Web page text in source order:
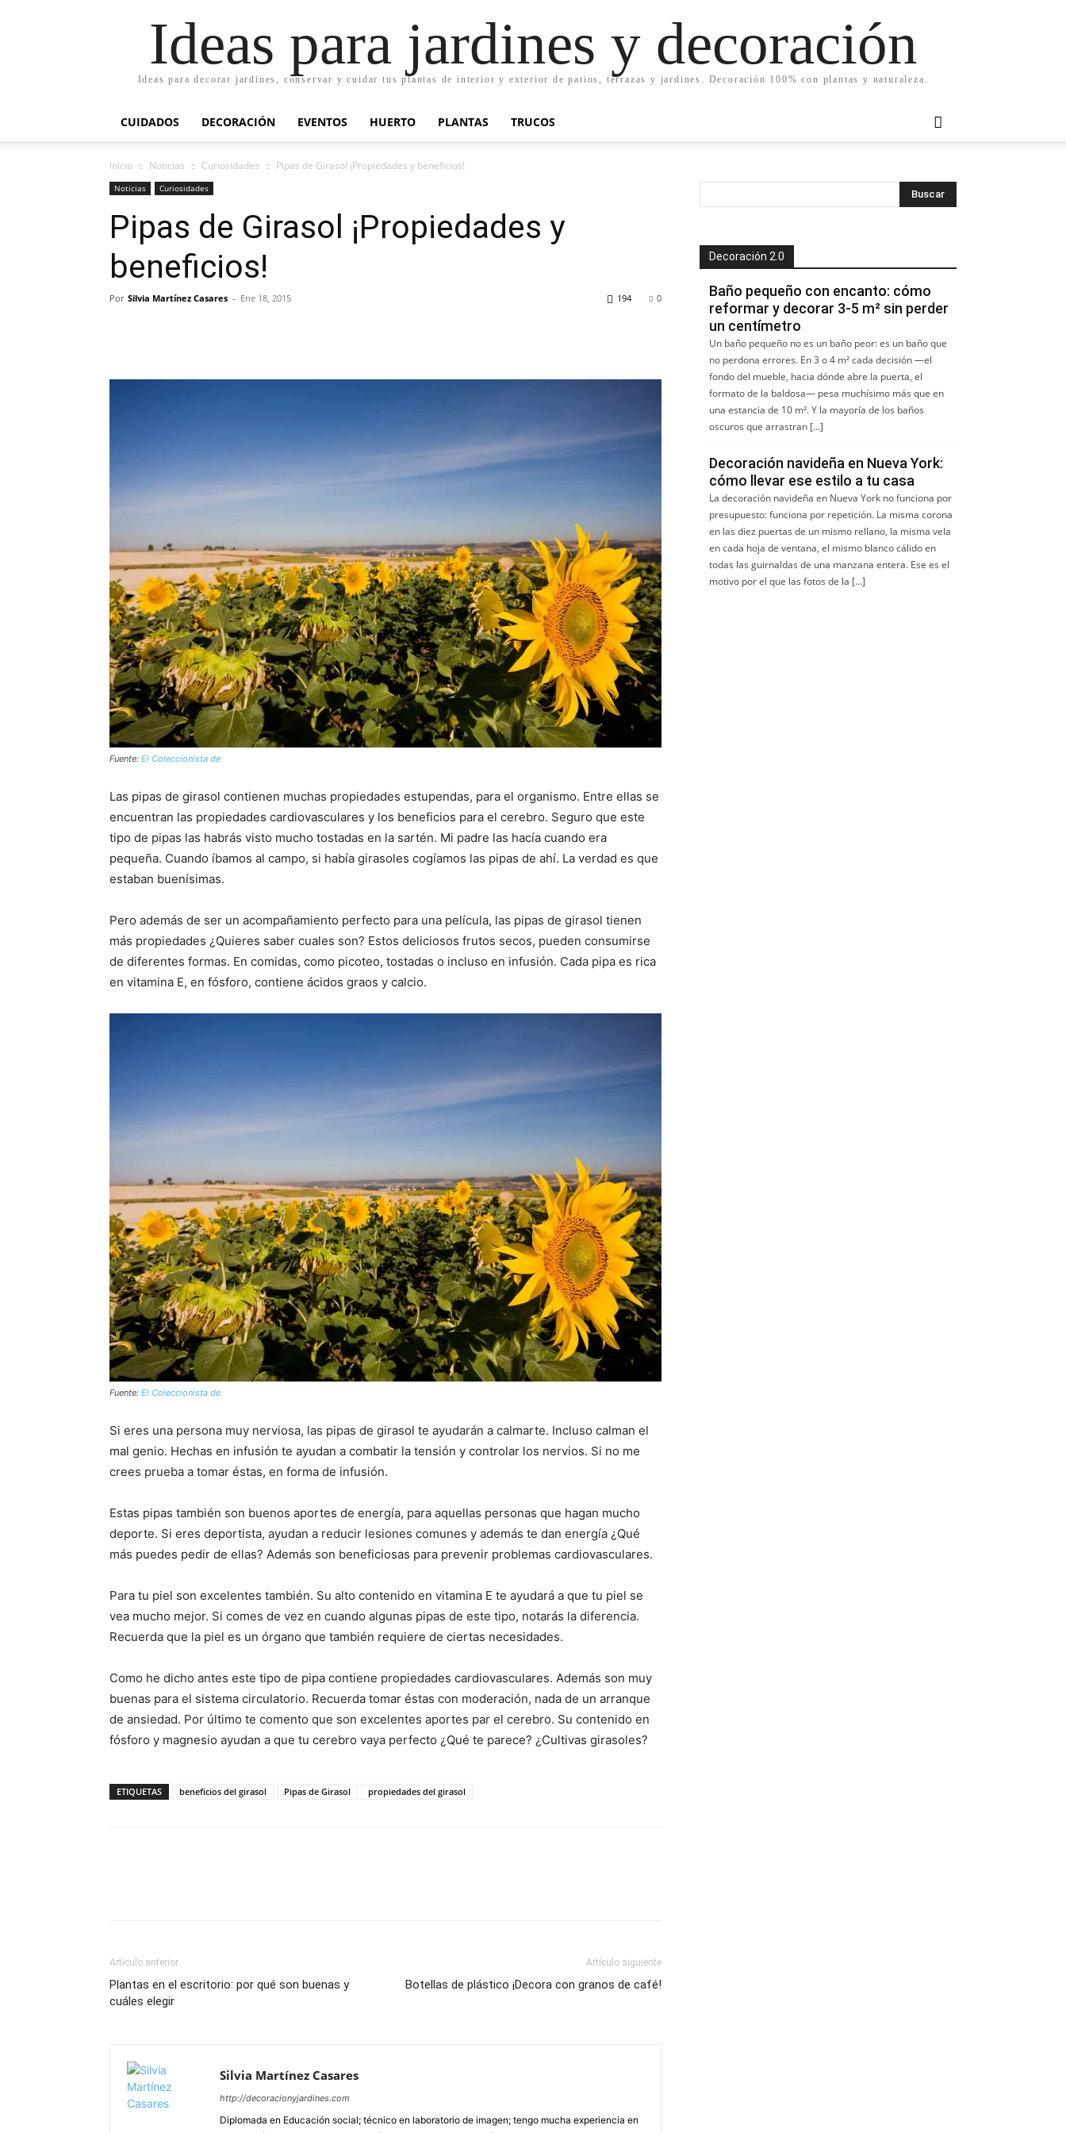
Ideas para jardines y decoración
Ideas para decorar jardines, conservar y cuidar tus plantas de interior y exterior de patios, terrazas y jardines. Decoración 100% con plantas y naturaleza.
CUIDADOS DECORACIÓN EVENTOS HUERTO PLANTAS TRUCOS
Inicio Noticias Curiosidades Pipas de Girasol ¡Propiedades y beneficios!
Noticias Curiosidades
Pipas de Girasol ¡Propiedades y
beneficios!
Por Silvia Martínez Casares - Ene 18, 2015 0
194
Fuente: El Coleccionista de
Las pipas de girasol contienen muchas propiedades estupendas, para el organismo. Entre ellas se
encuentran las propiedades cardiovasculares y los beneficios para el cerebro. Seguro que este
tipo de pipas las habrás visto mucho tostadas en la sartén. Mi padre las hacía cuando era
pequeña. Cuando íbamos al campo, si había girasoles cogíamos las pipas de ahí. La verdad es que
estaban buenísimas.
Pero además de ser un acompañamiento perfecto para una película, las pipas de girasol tienen
más propiedades ¿Quieres saber cuales son? Estos deliciosos frutos secos, pueden consumirse
de diferentes formas. En comidas, como picoteo, tostadas o incluso en infusión. Cada pipa es rica
en vitamina E, en fósforo, contiene ácidos graos y calcio.
Fuente: El Coleccionista de
Si eres una persona muy nerviosa, las pipas de girasol te ayudarán a calmarte. Incluso calman el
mal genio. Hechas en infusión te ayudan a combatir la tensión y controlar los nervios. Si no me
crees prueba a tomar éstas, en forma de infusión.
Estas pipas también son buenos aportes de energía, para aquellas personas que hagan mucho
deporte. Si eres deportista, ayudan a reducir lesiones comunes y además te dan energía ¿Qué
más puedes pedir de ellas? Además son beneficiosas para prevenir problemas cardiovasculares.
Para tu piel son excelentes también. Su alto contenido en vitamina E te ayudará a que tu piel se
vea mucho mejor. Si comes de vez en cuando algunas pipas de este tipo, notarás la diferencia.
Recuerda que la piel es un órgano que también requiere de ciertas necesidades.
Como he dicho antes este tipo de pipa contiene propiedades cardiovasculares. Además son muy
buenas para el sistema circulatorio. Recuerda tomar éstas con moderación, nada de un arranque
de ansiedad. Por último te comento que son excelentes aportes par el cerebro. Su contenido en
fósforo y magnesio ayudan a que tu cerebro vaya perfecto ¿Qué te parece? ¿Cultivas girasoles?
ETIQUETAS beneficios del girasol Pipas de Girasol propiedades del girasol
Artículo anterior
Plantas en el escritorio: por qué son buenas y
cuáles elegir
Artículo siguiente
Botellas de plástico ¡Decora con granos de café!
Silvia Martínez Casares
http://decoracionyjardines.com
Diplomada en Educación social; técnico en laboratorio de imagen; tengo mucha experiencia en
Decoración 2.0
Baño pequeño con encanto: cómo
reformar y decorar 3-5 m² sin perder
un centímetro
Un baño pequeño no es un baño peor: es un baño que
no perdona errores. En 3 o 4 m² cada decisión —el
fondo del mueble, hacia dónde abre la puerta, el
formato de la baldosa— pesa muchísimo más que en
una estancia de 10 m². Y la mayoría de los baños
oscuros que arrastran […]
Decoración navideña en Nueva York:
cómo llevar ese estilo a tu casa
La decoración navideña en Nueva York no funciona por
presupuesto: funciona por repetición. La misma corona
en las diez puertas de un mismo rellano, la misma vela
en cada hoja de ventana, el mismo blanco cálido en
todas las guirnaldas de una manzana entera. Ese es el
motivo por el que las fotos de la […]